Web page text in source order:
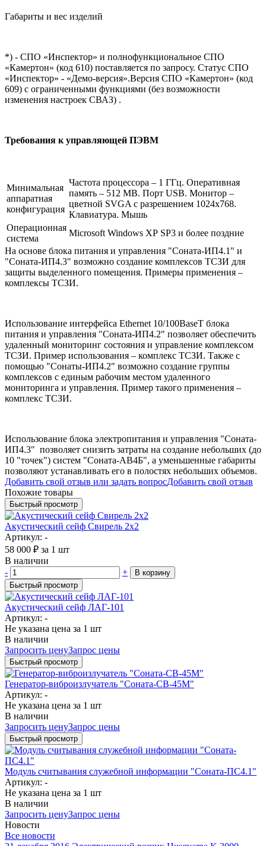
Габариты и вес изделий
*) - СПО «Инспектор» и полнофункциональное СПО
«Камертон» (код 610) поставляется по запросу. Статус СПО
«Инспектор» - «Демо-версия».Версия СПО «Камертон» (код
609) с ограниченными функциями (без возможности
изменения настроек СВАЗ) .
Требования к управляющей ПЭВМ
Минимальная
аппаратная
конфигурация
Частота процессора – 1 ГГц. Оперативная
память – 512 MB. Порт USB. Монитор –
цветной SVGA с разрешением 1024x768.
Клавиатура. Мышь
Операционная
система
Microsoft Windows XP SP3 и более поздние
На основе блока питания и управления "Соната-ИП4.1" и
"Соната-ИП4.3" возможно создание комплексов ТСЗИ для
защиты выделенного помещения. Примеры применения –
комплексы ТСЗИ.
Использование интерфейса Ethernet 10/100BaseT блока
питания и управления "Соната-ИП4.2" позволяет обеспечить
удаленный мониторинг состояния и управление комплексом
ТСЗИ. Пример использования – комплекс ТСЗИ. Также с
помощью "Сонаты-ИП4.2" возможно создание группы
комплексов с единым рабочим местом удаленного
мониторинга и управления. Пример такого применения –
комплекс ТСЗИ.
Использование блока электропитания и управления "Соната-
ИП4.3" позволяет снизить затраты на создание небольших (до
10 "точек") систем "Соната-АВ4Б", а уменьшенные габариты
позволяют устанавливать его в полостях небольших объемов.
Добавить свой отзыв или задать вопросДобавить свой отзыв
Похожие товары
Быстрый просмотр
Акустический сейф Свирель 2x2
Артикул: -
58 000 ₽ за 1 шт
В наличии
-
+
В корзину
Быстрый просмотр
Акустический сейф ЛАГ-101
Артикул: -
Не указана цена за 1 шт
В наличии
Запросить ценуЗапрос цены
Быстрый просмотр
Генератор-виброизлучатель "Соната-СВ-45М"
Артикул: -
Не указана цена за 1 шт
В наличии
Запросить ценуЗапрос цены
Быстрый просмотр
Модуль считывания служебной информации "Соната-ПС4.1"
Артикул: -
Не указана цена за 1 шт
В наличии
Запросить ценуЗапрос цены
Новости
Все новости